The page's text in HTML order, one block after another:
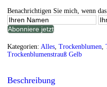
Benachrichtigen Sie mich, wenn
Kategorien: Alles Trockenblumen
Trockenblumenstrauß Gelb
Beschreibung